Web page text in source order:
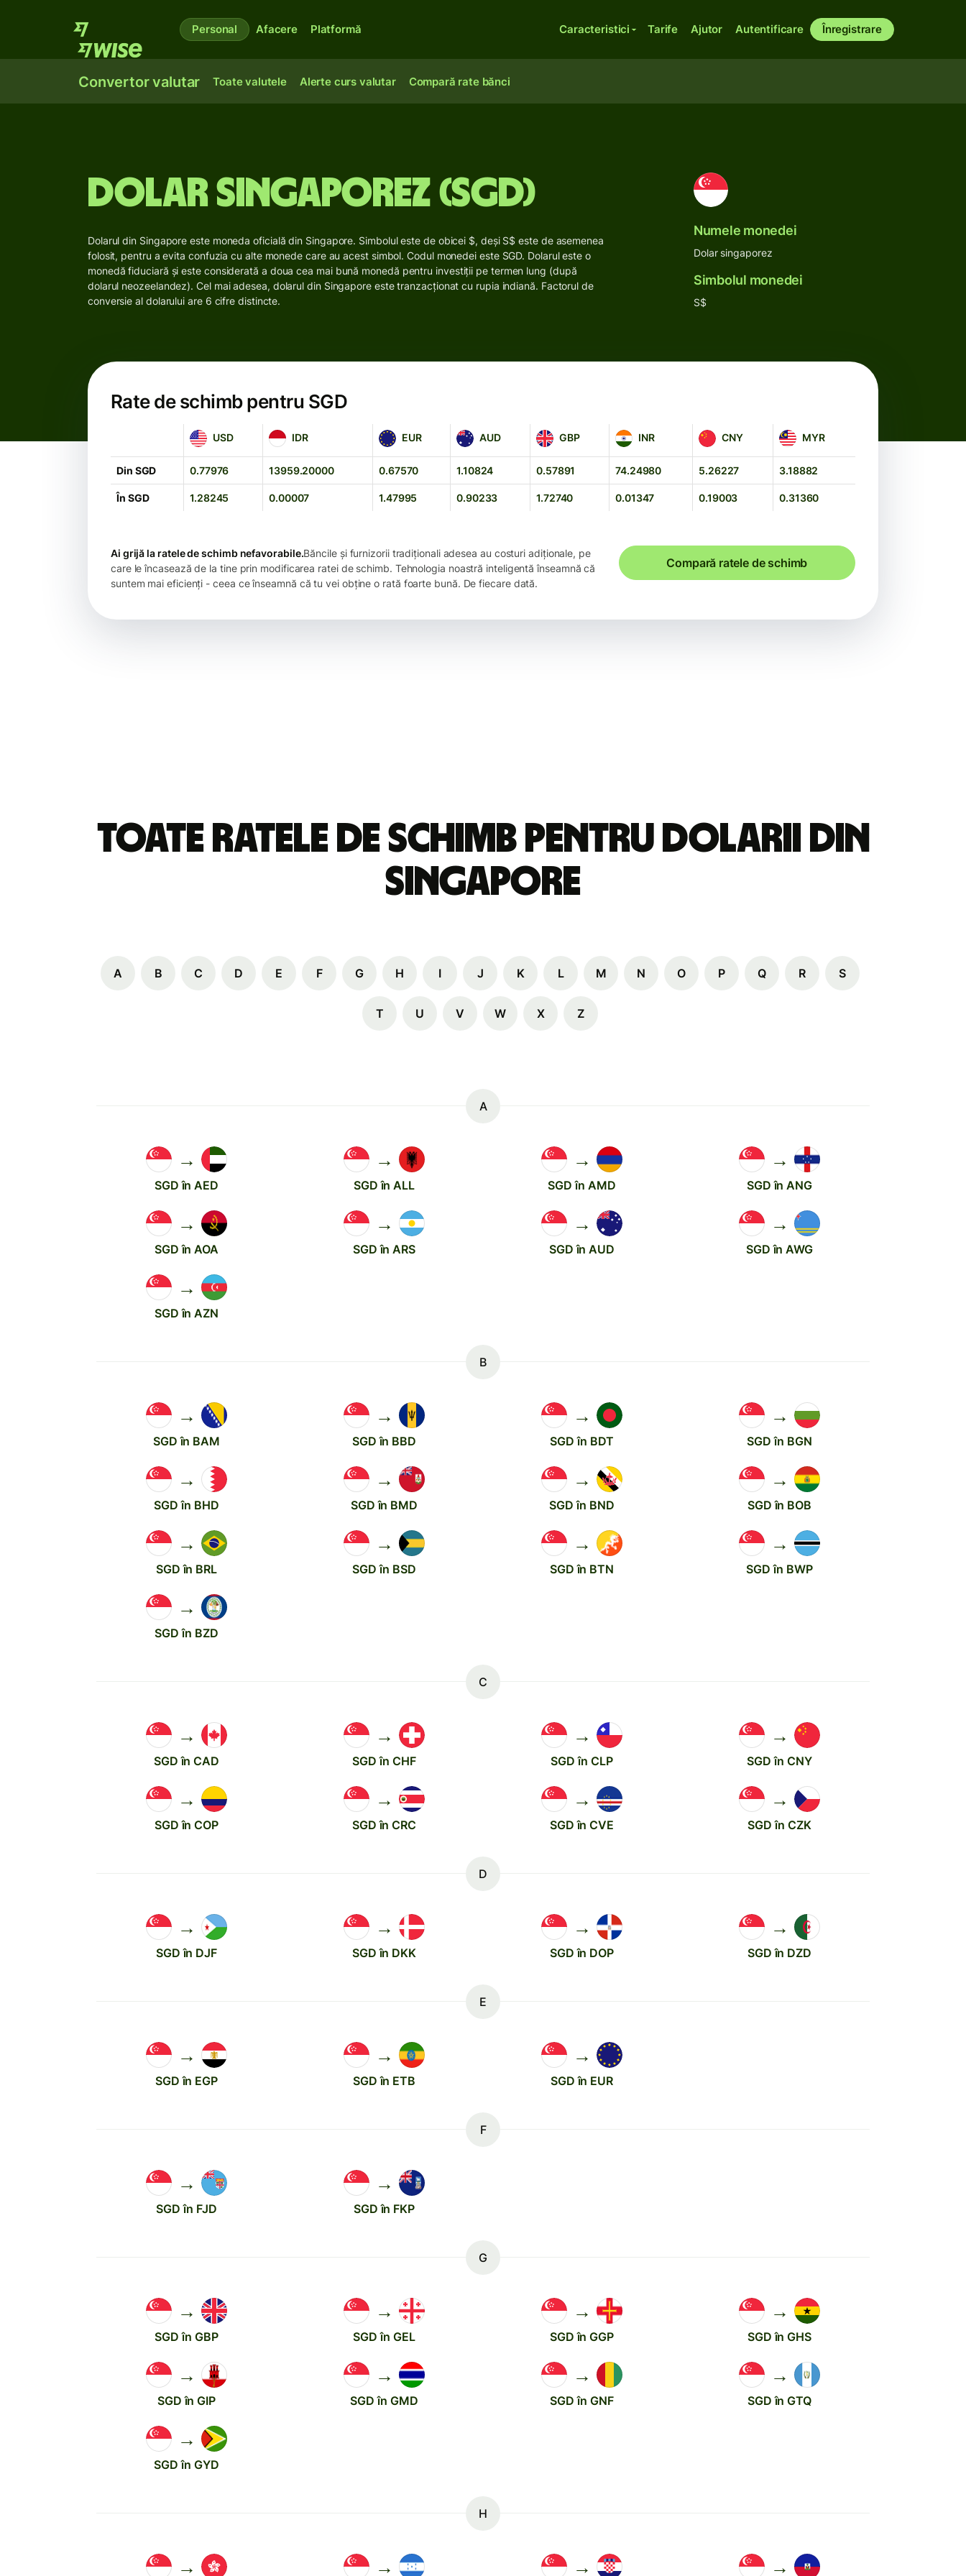
Personal Afacere Platformă Caracteristici Tarife Ajutor Autentificare Înregistrare
Convertor valutar Toate valutele Alerte curs valutar Compară rate bănci
Dolar singaporez (SGD)
Dolarul din Singapore este moneda oficială din Singapore. Simbolul este de obicei $, deși S$ este de asemenea
folosit, pentru a evita confuzia cu alte monede care au acest simbol. Codul monedei este SGD. Dolarul este o
monedă fiduciară și este considerată a doua cea mai bună monedă pentru investiții pe termen lung (după
dolarul neozeelandez). Cel mai adesea, dolarul din Singapore este tranzacționat cu rupia indiană. Factorul de
conversie al dolarului are 6 cifre distincte.
Numele monedei
Dolar singaporez
Simbolul monedei
S$
Rate de schimb pentru SGD
USD
USD IDR
IDR EUR
EUR AUD
AUD GBP
GBP INR
INR CNY
CNY MYR
MYR
Din SGD 0.77976 13959.20000 0.67570 1.10824 0.57891 74.24980 5.26227 3.18882
În SGD 1.28245 0.00007 1.47995 0.90233 1.72740 0.01347 0.19003 0.31360
Ai grijă la ratele de schimb nefavorabile.Băncile și furnizorii tradiționali adesea au costuri adiționale, pe
care le încasează de la tine prin modificarea ratei de schimb. Tehnologia noastră inteligentă înseamnă că
suntem mai eficienți - ceea ce înseamnă că tu vei obține o rată foarte bună. De fiecare dată.
Compară ratele de schimb
Toate ratele de schimb pentru dolarii din
Singapore
A B C D E F G H I J K L M N O P Q R S
T U V W X Z
A
→
SGD în AED
→
SGD în ALL
→
SGD în AMD
→
SGD în ANG
→
SGD în AOA
→
SGD în ARS
→
SGD în AUD
→
SGD în AWG
→
SGD în AZN
B
→
SGD în BAM
→
SGD în BBD
→
SGD în BDT
→
SGD în BGN
→
SGD în BHD
→
SGD în BMD
→
SGD în BND
→
SGD în BOB
→
SGD în BRL
→
SGD în BSD
→
SGD în BTN
→
SGD în BWP
→
SGD în BZD
C
→
SGD în CAD
→
SGD în CHF
→
SGD în CLP
→
SGD în CNY
→
SGD în COP
→
SGD în CRC
→
SGD în CVE
→
SGD în CZK
D
→
SGD în DJF
→
SGD în DKK
→
SGD în DOP
→
SGD în DZD
E
→
SGD în EGP
→
SGD în ETB
→
SGD în EUR
F
→
SGD în FJD
→
SGD în FKP
G
→
SGD în GBP
→
SGD în GEL
→
SGD în GGP
→
SGD în GHS
→
SGD în GIP
→
SGD în GMD
→
SGD în GNF
→
SGD în GTQ
→
SGD în GYD
H
→ → → →